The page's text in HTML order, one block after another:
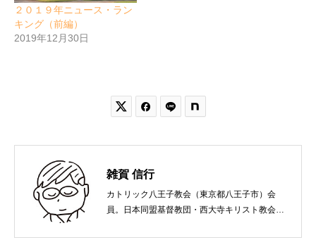
２０１９年ニュース・ラン
キング（前編）
2019年12月30日
 
雑賀 信行
カトリック八王子教会（東京都八王子市）会
員。日本同盟基督教団・西大寺キリスト教会
れ。関西学院大学社会学部卒業。９０年代、い